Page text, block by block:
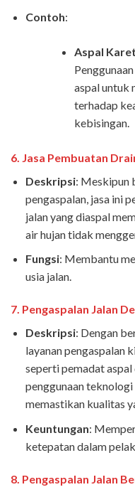
Contoh:
Aspal
aspal untuk
terhadap
kebisingan.
6. Jasa Pembuatan
Deskripsi: Meskipun
pengaspalan, jasa ini
jalan yang diaspal
air hujan tidak
Fungsi: Membantu
usia jalan.
7. Pengaspalan Jalan
Deskripsi: Dengan
layanan pengaspalan
seperti pemadat aspal
penggunaan teknologi
memastikan kualitas
Keuntungan:
ketepatan dalam
8. Pengaspalan Jalan